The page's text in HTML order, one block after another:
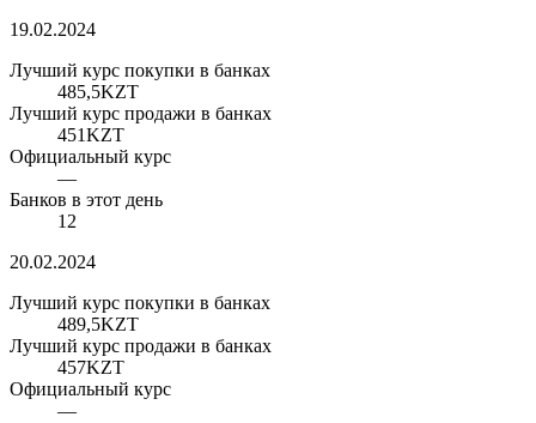
19.02.2024
Лучший курс покупки в банках
485,5KZT
Лучший курс продажи в банках
451KZT
Официальный курс
—
Банков в этот день
12
20.02.2024
Лучший курс покупки в банках
489,5KZT
Лучший курс продажи в банках
457KZT
Официальный курс
—